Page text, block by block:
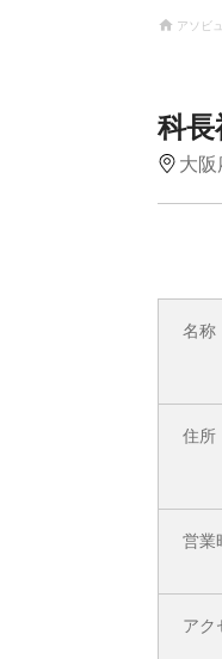
アソビ
科長
大
名称
住所
営業
アク